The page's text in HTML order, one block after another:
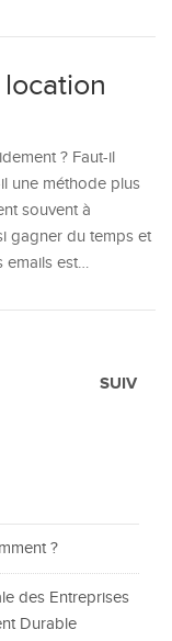
? Faut-il
une méthode plus
souvent à
gagner du temps et
emails est…
SUIV
?
des Entreprises
Durable